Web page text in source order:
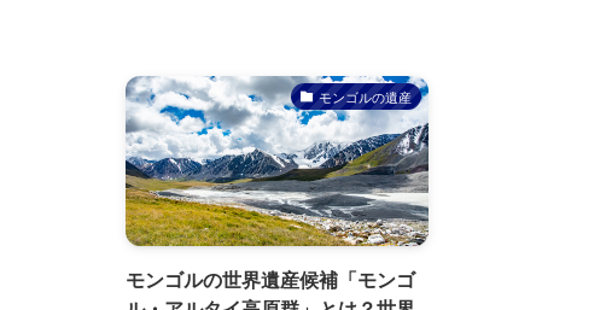
モンゴルの遺産
モンゴルの世界遺産候補「モンゴ